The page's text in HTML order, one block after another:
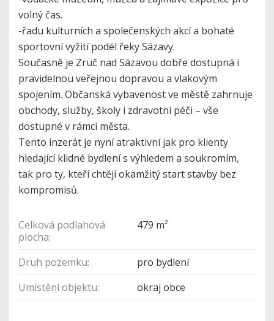
volný čas.
-řadu kulturních a společenských akcí a bohaté
sportovní vyžití podél řeky Sázavy.
Současně je Zruč nad Sázavou dobře dostupná i
pravidelnou veřejnou dopravou a vlakovým
spojením. Občanská vybavenost ve městě zahrnuje
obchody, služby, školy i zdravotní péči – vše
dostupné v rámci města.
Tento inzerát je nyní atraktivní jak pro klienty
hledající klidné bydlení s výhledem a soukromím,
tak pro ty, kteří chtějí okamžitý start stavby bez
kompromisů.
Celková podlahová
plocha:
479 m²
Druh pozemku:
pro bydlení
Umístění objektu:
okraj obce